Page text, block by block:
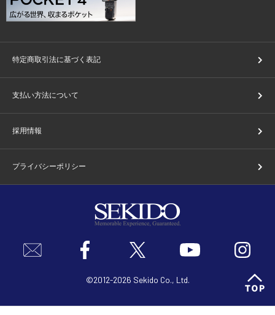
特定商取引法に基づく表記
支払い方法について
採用情報
プライバシーポリシー
©2012-2026 Sekido Co., Ltd.